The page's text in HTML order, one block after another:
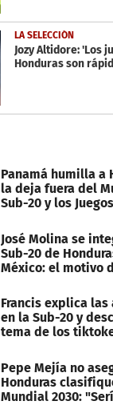
LA SELECCIÓN
Jozy Altidore: 'Los
Honduras son
Panamá humilla a
la deja fuera del
Sub-20 y los
José Molina se
Sub-20 de
México: el motivo
Francis explica las
en la Sub-20 y
tema de los
Pepe Mejía no
Honduras
Mundial 2030: